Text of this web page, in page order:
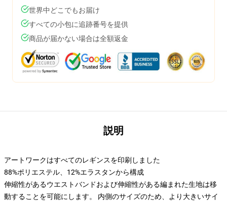
世界中どこでもお届け
すべての小包に追跡番号を提供
商品が届かない場合は全額返金
説明
アートワークはすべてのレギンスを印刷しました
88%ポリエステル、12%エラスタンから構成
伸縮性があるウエストバンドおよび伸縮性がある編まれた生地は移
動することを可能にします。 内側のサイズのため、より大きいサイ